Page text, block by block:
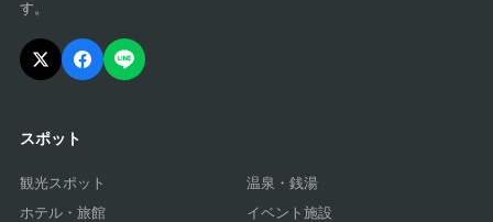
す。
スポット
観光スポット
温泉・銭湯
ホテル・旅館
イベント施設